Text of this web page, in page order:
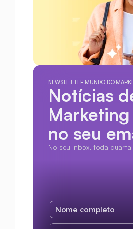
NEWSLETTER MUNDO DO
Notícias
Marketing
no seu
No seu inbox, toda